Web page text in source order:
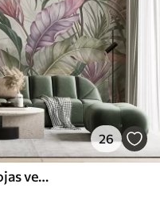
26
Selva tropical con grandes hojas verdes y flores de protea rosa con fondo borroso texturizado